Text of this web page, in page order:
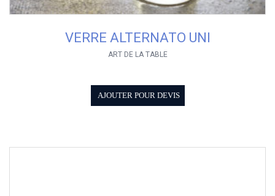
VERRE ALTERNATO UNI
ART DE LA TABLE
AJOUTER POUR DEVIS